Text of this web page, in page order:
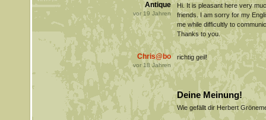
Antique
vor 19 Jahren
Hi. It is pleasant here very
friends. I am sorry for my
me while difficultly to
Thanks to you.
Chris@bo
vor18Jahren
richtig geil!
Deine Meinung!
Wie gefällt dir Herbert